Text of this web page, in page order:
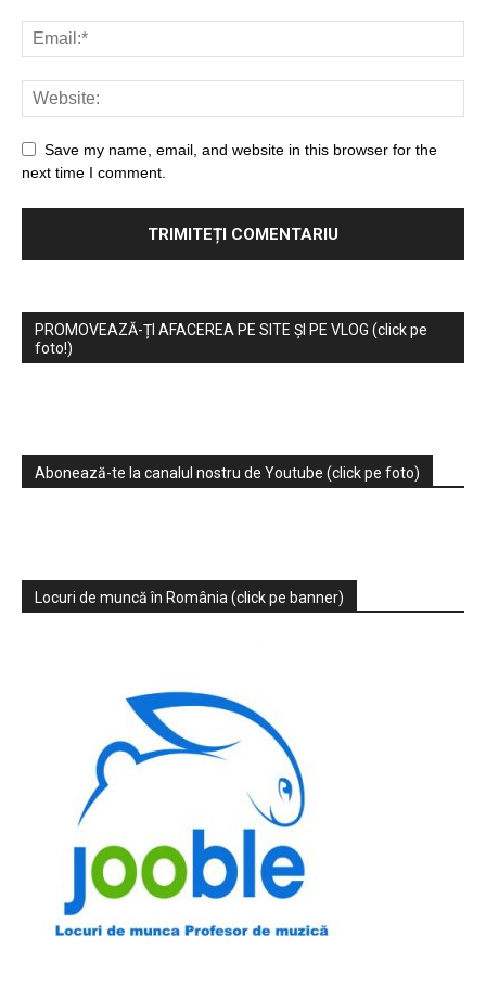
Save my name, email, and website in this browser for the
next time I comment.
PROMOVEAZĂ-ȚI AFACEREA PE SITE ȘI PE VLOG (click pe
foto!)
Abonează-te la canalul nostru de Youtube (click pe foto)
Locuri de muncă în România (click pe banner)